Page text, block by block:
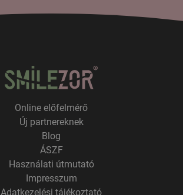
Online előfelmérő
Új partnereknek
Blog
ÁSZF
Használati útmutató
Impresszum
Adatkezelési tájékoztató